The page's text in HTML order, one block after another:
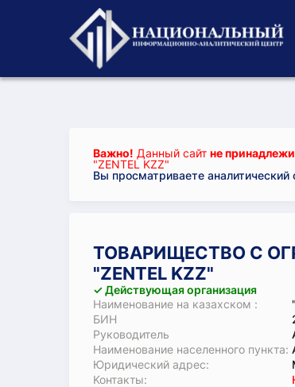
Важно! Данный сайт не
"ZENTEL KZZ"
Вы просматриваете аналитический
ТОВАРИЩЕСТВО С
"ZENTEL KZZ"
✓ Действующая организация
Наименование на казахском :
БИН
Руководитель
Наименование населенного пункта:
Юридический адрес:
Koнтaкты: